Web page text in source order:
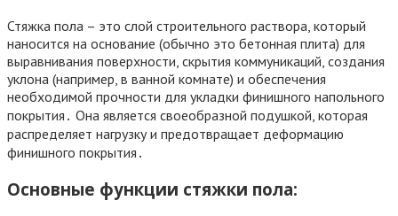
Стяжка пола – это слой строительного раствора, который
наносится на основание (обычно это бетонная плита) для
выравнивания поверхности, скрытия коммуникаций, создания
уклона (например, в ванной комнате) и обеспечения
необходимой прочности для укладки финишного напольного
покрытия․ Она является своеобразной подушкой, которая
распределяет нагрузку и предотвращает деформацию
финишного покрытия․
Основные функции стяжки пола: